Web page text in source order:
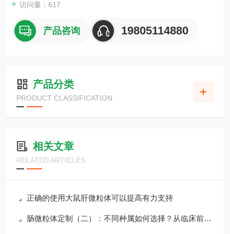
访问量：617
产品咨询 19805114880
产品分类
PRODUCT CLASSIFICATION
相关文章
RELATED ARTICLES
正确的使用大鼠肝微粒体可以提高有力支持
肠微粒体定制（二）：不同种属如何选择？从临床前到人体的转化之路